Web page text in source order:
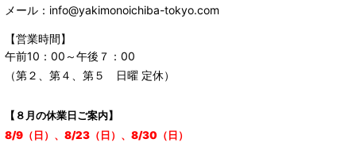
メール：info@yakimonoichiba-tokyo.com
【営業時間】
午前10：00～午後７：00
（第２、第４、第５ 日曜 定休）
【８月の休業日ご案内】
8/9（日）、8/23（日）、8/30（日）